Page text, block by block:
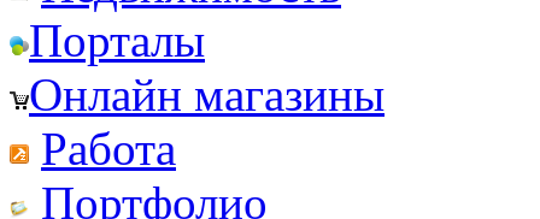
Порталы
Онлайн магазины
Работа
Портфолио